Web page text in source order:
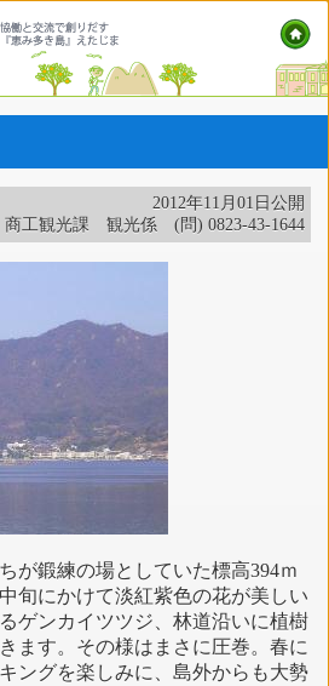
2012年11月01日公開
商工観光課 観光係 (問) 0823-43-1644
が鍛練の場としていた標高394ｍ
旬にかけて淡紅紫色の花が美しい
ゲンカイツツジ、林道沿いに植樹
ます。その様はまさに圧巻。春に
ングを楽しみに、島外からも大勢